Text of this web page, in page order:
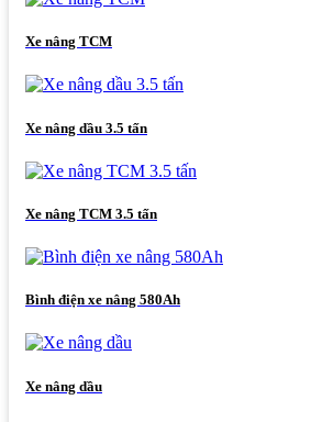
Xe nâng TCM
Xe nâng dầu 3.5 tấn
Xe nâng TCM 3.5 tấn
Bình điện xe nâng 580Ah
Xe nâng dầu